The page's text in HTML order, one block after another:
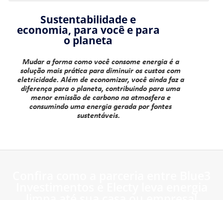
Sustentabilidade e
economia, para você e para
o planeta
Mudar a forma como você consome energia é a
solução mais prática para diminuir os custos com
eletricidade. Além de economizar, você ainda faz a
diferença para o planeta, contribuindo para uma
menor emissão de carbono na atmosfera e
consumindo uma energia gerada por fontes
sustentáveis.